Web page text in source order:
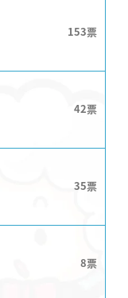
153
42
35
8